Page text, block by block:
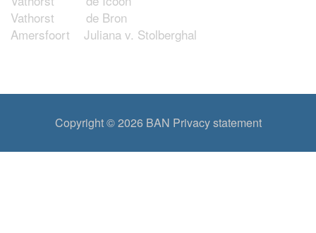
Vathorst de Bron
Amersfoort Juliana v. Stolberghal
Copyright © 2026 BAN Privacy statement